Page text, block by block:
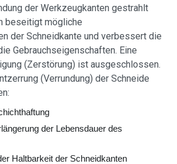
der Werkzeugkanten gestrahlt
beseitigt mögliche
der Schneidkante und verbessert die
Gebrauchseigenschaften. Eine
(Zerstörung) ist ausgeschlossen.
(Verrundung) der Schneide
der Lebensdauer des
Haltbarkeit der Schneidkanten